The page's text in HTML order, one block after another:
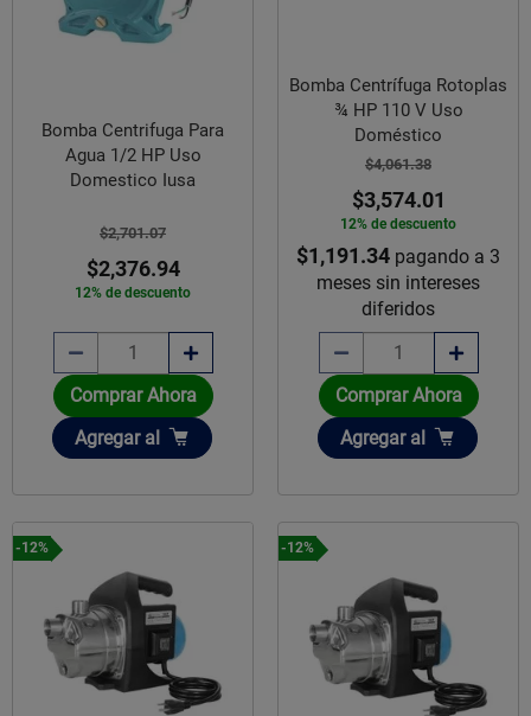
Bomba Centrifuga Para
Agua 1/2 HP Uso
Domestico Iusa
$2,701.07
$2,376.94
12% de descuento
Comprar Ahora
Añadir
Agregar al
Bomba Centrífuga Rotoplas
¾ HP 110 V Uso
Doméstico
$4,061.38
$3,574.01
12% de descuento
$1,191.34 pagando a 3
meses sin intereses
diferidos
Comprar Ahora
Añadir
Agregar al
-12% -12%